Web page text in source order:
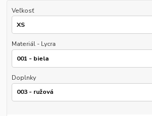
Veľkosť
Materiál - Lycra
Doplnky